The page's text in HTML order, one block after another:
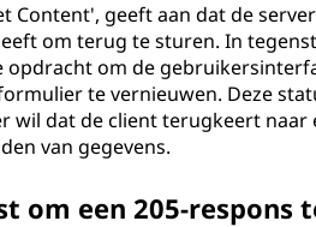
Content', geeft aan dat de
om terug te sturen. In
opdracht om de
te vernieuwen. Deze
wil dat de client terugkeert naar
van gegevens.
om een 205-respons